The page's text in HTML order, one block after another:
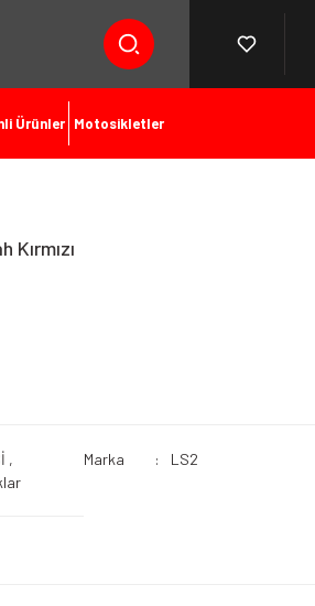
Ürünler Motosikletler
,
Marka LS2